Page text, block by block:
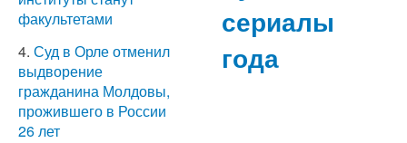
факультетами
4. Суд в Орле отменил
выдворение
гражданина Молдовы,
прожившего в России
26 лет
сериалы
года